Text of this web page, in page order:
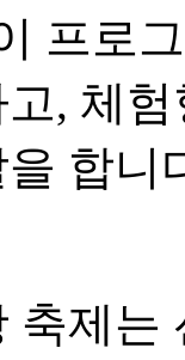
프로
, 체
합니
축제는